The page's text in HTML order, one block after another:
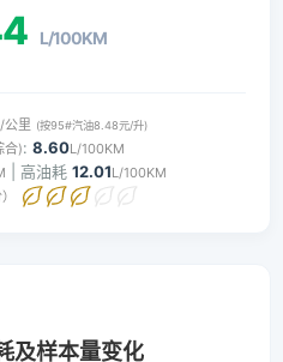
L/100KM
公里 (按95#汽油8.48元/升)
合): 8.60L/100KM
| 高油耗 12.01L/100KM